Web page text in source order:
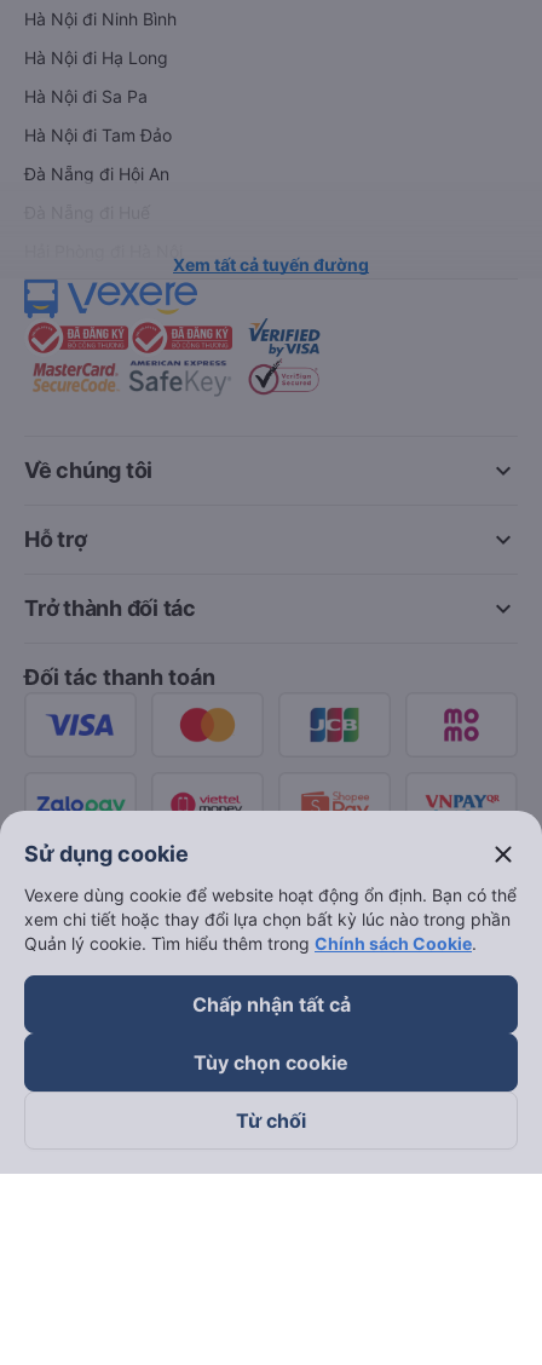
Hà Nội đi Ninh Bình
Hà Nội đi Hạ Long
Hà Nội đi Sa Pa
Hà Nội đi Tam Đảo
Đà Nẵng đi Hội An
Xem tất cả tuyến đường
keyboard_arrow_down
Về chúng tôi
keyboard_arrow_down
Hỗ trợ
keyboard_arrow_down
Trở thành đối tác
Đối tác thanh toán
Sử dụng cookie close
Vexere dùng cookie để website hoạt động ổn định. Bạn có thể
xem chi tiết hoặc thay đổi lựa chọn bất kỳ lúc nào trong phần
Quản lý cookie. Tìm hiểu thêm trong Chính sách Cookie.
Chấp nhận tất cả
Tùy chọn cookie
Từ chối